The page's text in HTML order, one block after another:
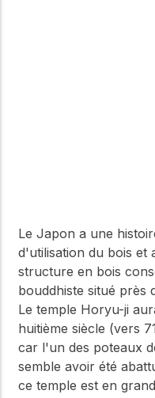
Le Japon a une
d'utilisation du bois et
structure en bois
bouddhiste situé près
Le temple Horyu-ji
huitième siècle (vers
car l'un des poteaux
semble avoir été
ce temple est en